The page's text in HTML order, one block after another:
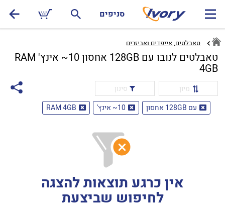
סניפים
טאבלטים, אייפדים ואביזרים
טאבלטים לנובו עם 128GB אחסון 10~ אינץ' RAM
4GB
מיון
סינון
עם 128GB אחסון
10~ אינץ' RAM 4GB
אין כרגע תוצאות להצגה
לחיפוש שביצעת